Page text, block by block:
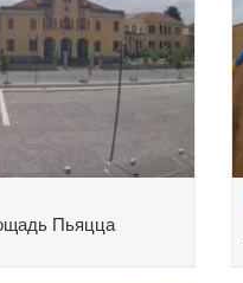
Пьяцца